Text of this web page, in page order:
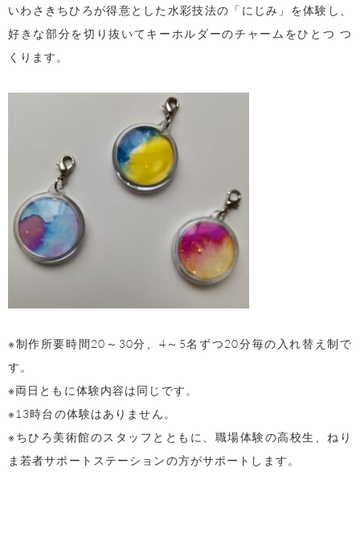
いわさきちひろが得意とした水彩技法の「にじみ」を体験し、
好きな部分を切り抜いてキーホルダーのチャームをひとつ つ
くります。
※制作所要時間20～30分、4～5名ずつ20分毎の入れ替え制で
す。
※両日ともに体験内容は同じです。
※13時台の体験はありません。
※ちひろ美術館のスタッフとともに、職場体験の高校生、ねり
ま若者サポートステーションの方がサポートします。